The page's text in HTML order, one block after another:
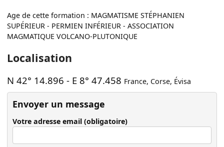
Age de cette formation : MAGMATISME STÉPHANIEN
SUPÉRIEUR - PERMIEN INFÉRIEUR - ASSOCIATION
MAGMATIQUE VOLCANO-PLUTONIQUE
Localisation
N 42° 14.896 - E 8° 47.458 France, Corse, Évisa
Envoyer un message
Votre adresse email (obligatoire)